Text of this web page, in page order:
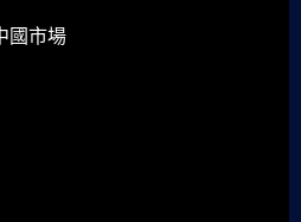
國市場